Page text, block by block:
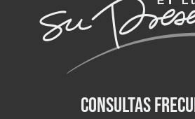
Consultas